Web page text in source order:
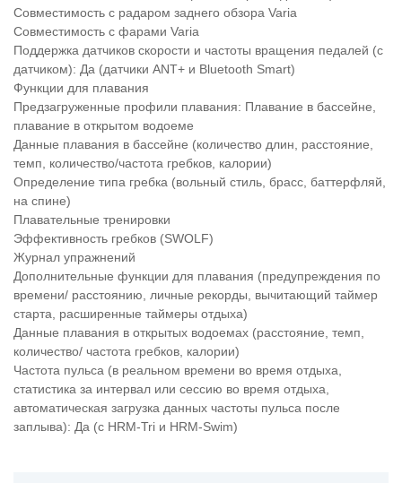
Совместимость с радаром заднего обзора Varia
Совместимость с фарами Varia
Поддержка датчиков скорости и частоты вращения педалей (с
датчиком): Да (датчики ANT+ и Bluetooth Smart)
Функции для плавания
Предзагруженные профили плавания: Плавание в бассейне,
плавание в открытом водоеме
Данные плавания в бассейне (количество длин, расстояние,
темп, количество/частота гребков, калории)
Определение типа гребка (вольный стиль, брасс, баттерфляй,
на спине)
Плавательные тренировки
Эффективность гребков (SWOLF)
Журнал упражнений
Дополнительные функции для плавания (предупреждения по
времени/ расстоянию, личные рекорды, вычитающий таймер
старта, расширенные таймеры отдыха)
Данные плавания в открытых водоемах (расстояние, темп,
количество/ частота гребков, калории)
Частота пульса (в реальном времени во время отдыха,
статистика за интервал или сессию во время отдыха,
автоматическая загрузка данных частоты пульса после
заплыва): Да (с HRM-Tri и HRM-Swim)